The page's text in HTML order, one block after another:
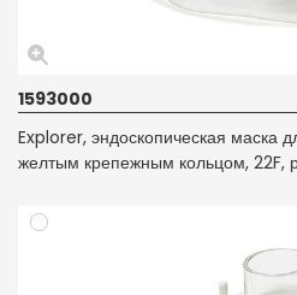
1593000
Explorer, эндоскопическая маска
желтым крепежным кольцом, 22F,